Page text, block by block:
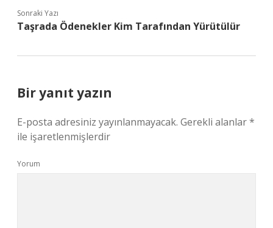
Sonraki Yazı
Taşrada Ödenekler Kim Tarafından Yürütülür
Bir yanıt yazın
E-posta adresiniz yayınlanmayacak. Gerekli alanlar*
ile işaretlenmişlerdir
Yorum